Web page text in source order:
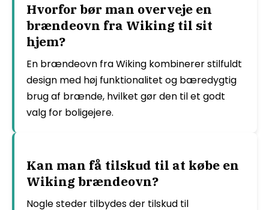
Hvorfor bør man overveje en
brændeovn fra Wiking til sit
hjem?
En brændeovn fra Wiking kombinerer stilfuldt
design med høj funktionalitet og bæredygtig
brug af brænde, hvilket gør den til et godt
valg for boligejere.
Kan man få tilskud til at købe en
Wiking brændeovn?
Nogle steder tilbydes der tilskud til